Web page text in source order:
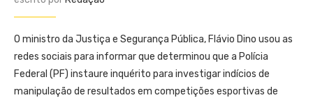
O ministro da Justiça e Segurança Pública, Flávio Dino usou as
redes sociais para informar que determinou que a Polícia
Federal (PF) instaure inquérito para investigar indícios de
manipulação de resultados em competições esportivas de